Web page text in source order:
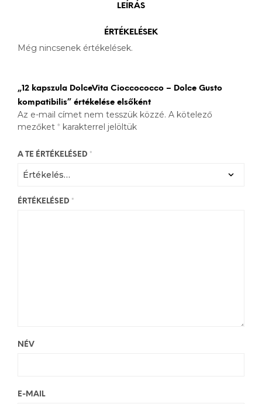
LEÍRÁS
ÉRTÉKELÉSEK
Még nincsenek értékelések.
„12 kapszula DolceVita Cioccococco – Dolce Gusto
kompatibilis” értékelése elsőként
Az e-mail címet nem tesszük közzé. A kötelező
mezőket * karakterrel jelöltük
A TE ÉRTÉKELÉSED *
ÉRTÉKELÉSED *
NÉV
E-MAIL